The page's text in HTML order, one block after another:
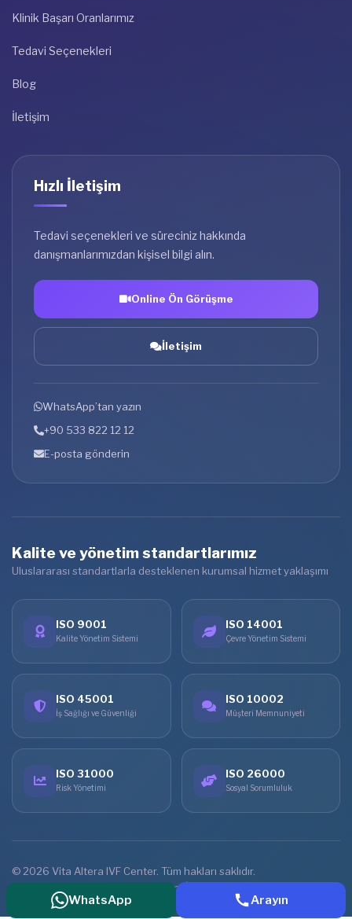
Klinik Başarı Oranlarımız
Tedavi Seçenekleri
Blog
İletişim
Hızlı İletişim
Tedavi seçenekleri ve süreciniz hakkında
danışmanlarımızdan kişisel bilgi alın.
Online Ön Görüşme
İletişim
WhatsApp’tan yazın
+90 533 822 12 12
E-posta gönderin
Kalite ve yönetim standartlarımız
Uluslararası standartlarla desteklenen kurumsal hizmet yaklaşımı
ISO 9001
Kalite Yönetim Sistemi
ISO 14001
Çevre Yönetim Sistemi
ISO 45001
İş Sağlığı ve Güvenliği
ISO 10002
Müşteri Memnuniyeti
ISO 31000
Risk Yönetimi
ISO 26000
Sosyal Sorumluluk
© 2026 Vita Altera IVF Center. Tüm hakları saklıdır.
Online Görüşme
WhatsApp Arayın